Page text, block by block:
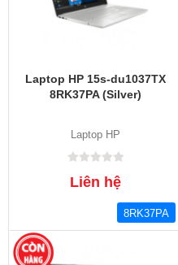
Laptop HP 15s-du1037TX
8RK37PA (Silver)
Laptop HP
Liên hệ
8RK37PA